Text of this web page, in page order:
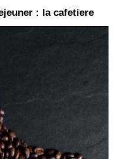
: la cafetiere